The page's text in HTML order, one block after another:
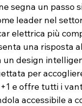
segna un passo
leader nel
elettrica più
una risposta
un design
per
e offre tutti i
accessibile a